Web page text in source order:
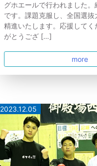
グホエールで行われました。
です。課題克服し、全国選抜
精進いたします。応援してく
がとうござ […]
more
2023.12.05